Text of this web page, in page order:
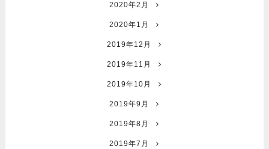
2020年2月
2020年1月
2019年12月
2019年11月
2019年10月
2019年9月
2019年8月
2019年7月